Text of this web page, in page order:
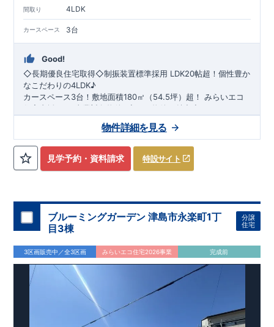
か、建設までに計
けでなく、「現場の施工状況」を検査した上で、品質を保証し
ております
アフターサポート
◇最大60年間の品質保証、お引渡し後最大10回の無料定期点検
を実施
◇お引渡しからが本当のお付き合いだと考え、アフターサービ
スを外部の業者に委託せず、東栄住宅グループ「東栄ホームサ
ービス株式会社」にて責任をもって対応いたします。
■当社こだわりの空間アイディアをショート動画でご紹介して
気になる！見たい！話を聞きたい！！
大宮営業所へまずはお気軽にお電話ください♪
お電話なら素早くご相談等の日程調整が可能です
【TEL ：0120-0038-63】 （ 9:30～18:30火曜、水曜休み）
間取り 4LDK
カースペース 3台
Good!
◇長期優良住宅取得◇制振装置標準採用 LDK20帖超！個性豊か
なこだわりの4LDK♪
カースペース3台！敷地面積180㎡（54.5坪）超！ ​みらいエコ
住宅支援2026事業対象物件
​◇この物件の魅力◇
で第三者の車通りがなくゆったり安全に駐車できま
き♪個性豊かなこだわりの間取り
●車庫土間3台分
● 折り上げ天井 ポップアップ天井
こだわりの家づくり​ ​
認定制度で、国が定めた7つの基準を満たした住宅が長期優良住
宅として認定されます。 ​・
長期優良住宅の認定を受けること
で、
住宅ローンの金利優遇 税金面の優遇
が得られるなどの、
金銭的なメリットが大きいのも魅力です。
制】​​・誰が、何をしたか。が明確だからこそ、お客様の安心に
繋がります。​・設計、施工、営業が互いに協力しあい、最良の
プランを提供いたします。
・不要な中間マージンを抑えること
で、コストダウンに努めています。
​【​住宅性能評価ダブル取得】​・設計住宅性能評価：建物設計
段階で、国が認めた第三者機関が評価しています。​・建設住宅
性能評価：評価を受けた図面通りに施工されているか、建設ま
でに、計4回のチェックが行われます。 図面や書類上だけでな
く、現場の施工状況を検査した上で、品質を保証しています。
地震に強い家づくり（地盤編）
物編）】 ​【地震に強い家づくり（制震セーフティーダンパ
ー）】​・東栄住宅の建物は、国が定めた耐震等級で最高の3を
取得。建築基準法で定められた、｢数百年に一度発生する地震に
対して、倒壊、崩壊しない。｣という基準から、さらに
を達成しています。
ブルーミングガーデンが選ばれる理由
​↓ クリックすると詳
細ページが表示されます
​住みたい家を実現化
など、暮らしを豊かにするさまざまな空間アイ
デア。作り手である私たち自身が一人の生活者としての視点を
「こんな家に住みたい」というイメージを次々と具現
​外観デザインへのこだわり】
・デザインテイストごとにサブ
ブランドを開設し、意匠性の高い住宅を、よりわかりやすく、
見学予約・資料請求 特設サイト
物件詳細を見る
ブルーミングガーデン 津島市永楽町1丁
目3棟
分譲
住宅
3区画販売中／全3区画 みらいエコ住宅2026事業 完成前